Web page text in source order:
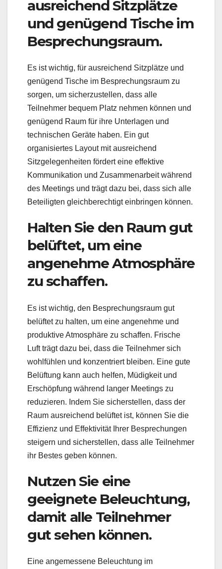
ausreichend Sitzplätze
und genügend Tische im
Besprechungsraum.
Es ist wichtig, für ausreichend Sitzplätze und
genügend Tische im Besprechungsraum zu
sorgen, um sicherzustellen, dass alle
Teilnehmer bequem Platz nehmen können und
genügend Raum für ihre Unterlagen und
technischen Geräte haben. Ein gut
organisiertes Layout mit ausreichend
Sitzgelegenheiten fördert eine effektive
Kommunikation und Zusammenarbeit während
des Meetings und trägt dazu bei, dass sich alle
Beteiligten gleichberechtigt einbringen können.
Halten Sie den Raum gut
belüftet, um eine
angenehme Atmosphäre
zu schaffen.
Es ist wichtig, den Besprechungsraum gut
belüftet zu halten, um eine angenehme und
produktive Atmosphäre zu schaffen. Frische
Luft trägt dazu bei, dass die Teilnehmer sich
wohlfühlen und konzentriert bleiben. Eine gute
Belüftung kann auch helfen, Müdigkeit und
Erschöpfung während langer Meetings zu
reduzieren. Indem Sie sicherstellen, dass der
Raum ausreichend belüftet ist, können Sie die
Effizienz und Effektivität Ihrer Besprechungen
steigern und sicherstellen, dass alle Teilnehmer
ihr Bestes geben können.
Nutzen Sie eine
geeignete Beleuchtung,
damit alle Teilnehmer
gut sehen können.
Eine angemessene Beleuchtung im